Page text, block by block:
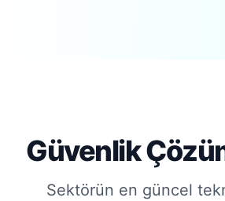
Güvenlik
Sektörün en güncel